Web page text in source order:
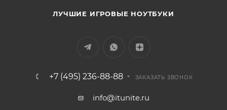
ЛУЧШИЕ ИГРОВЫЕ НОУТБУКИ
+7 (495) 236-88-88 ЗАКАЗАТЬ ЗВОНОК
info@itunite.ru